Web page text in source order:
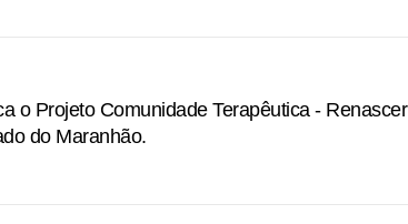
o Projeto Comunidade Terapêutica - Renascer
do Maranhão.